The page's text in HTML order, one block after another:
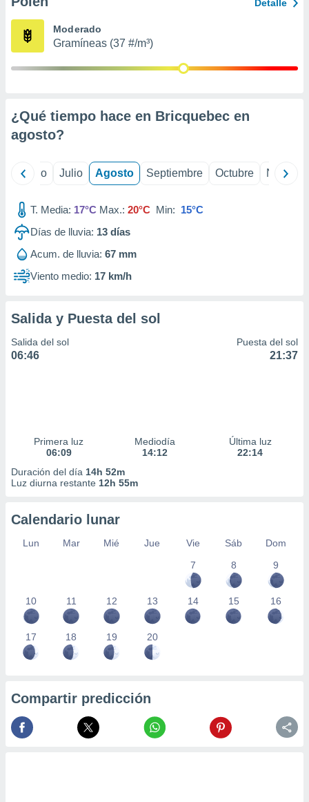
publicidad
1199
Detalle
Moderado
Gramíneas (37 #/m³)
¿Qué tiempo hace en Bricquebec en
agosto?
Junio Julio Agosto Septiembre Octubre
T. Media: 17°C Max.: 20°C Min: 15°C
Días de lluvia: 13 días
Acum. de lluvia: 67 mm
Viento medio: 17 km/h
Salida y Puesta del sol
Salida del sol
06:46
Puesta del sol
21:37
Primera luz
06:09
Mediodía
14:12
Última luz
22:14
Duración del día 14h 52m
Luz diurna restante 12h 55m
Calendario lunar
Lun Mar Mié Jue Vie Sáb
Dom
7
8 9
10 11 12 13 14 15 16
17 18 19 20
Compartir predicción